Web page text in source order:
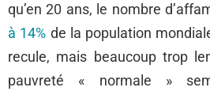
qu’en 20 ans, le nombre
à 14% de la population
recule, mais beaucoup trop
pauvreté « normale »